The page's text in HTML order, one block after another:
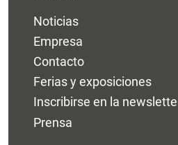
Noticias
Empresa
Contacto
Ferias y exposiciones
Inscribirse en la
Prensa